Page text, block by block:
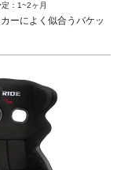
V-BK"
1~2ヶ月
ーによく似合うバケッ